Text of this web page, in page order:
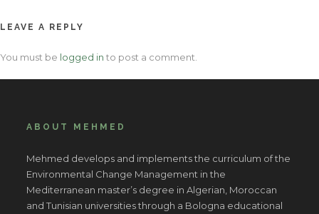
LEAVE A REPLY
You must be logged in to post a comment.
ABOUT MEHMED
Mehmed develops and implements the curriculum of the
Environmental Change Management in the
Mediterranean master’s degree in Algerian, Moroccan
and Tunisian universities through a Bologna educational